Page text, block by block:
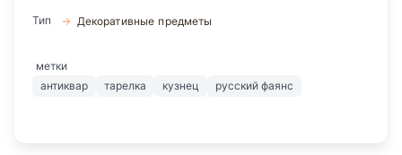
Тип Декоративные предметы
метки
антиквар
тарелка кузнец русский фаянс